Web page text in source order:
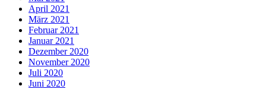
April 2021
März 2021
Februar 2021
Januar 2021
Dezember 2020
November 2020
Juli 2020
Juni 2020